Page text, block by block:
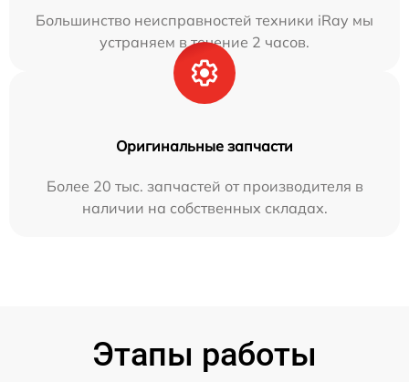
Большинство неисправностей техники iRay мы
устраняем в течение 2 часов.
Оригинальные запчасти
Более 20 тыс. запчастей от производителя в
наличии на собственных складах.
Этапы работы